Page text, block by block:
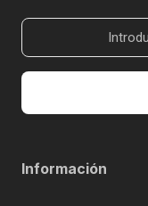
Información